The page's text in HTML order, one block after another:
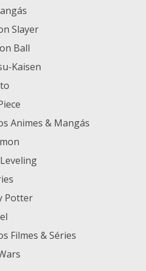
Slayer
Ball
Kaisen
Animes & Mangás
Potter
Filmes & Séries